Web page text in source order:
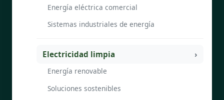
Energía eléctrica comercial
Sistemas industriales de energía
Electricidad limpia
Energía renovable
Soluciones sostenibles